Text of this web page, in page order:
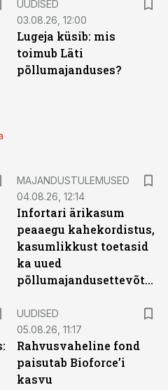
UUDISED
03.08.26, 12:00
Lugeja küsib: mis
toimub Läti
põllumajanduses?
MAJANDUSTULEMUSED
04.08.26, 12:14
Infortari ärikasum
peaaegu kahekordistus,
kasumlikkust toetasid
ka uued
põllumajandusettevõtted
UUDISED
05.08.26, 11:17
Rahvusvaheline fond
paisutab Bioforce’i
kasvu